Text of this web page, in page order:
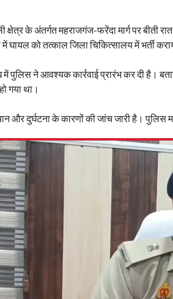
क्षेत्र के अंतर्गत महराजगंज-फरेंदा मार्ग पर
घायल को तत्काल जिला चिकित्सालय में भर्ती
पुलिस ने आवश्यक कार्रवाई प्रारंभ कर दी है।
गया था।
और दुर्घटना के कारणों की जांच जारी है। पुलिस